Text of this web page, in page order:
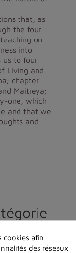
that, as
the four
on
into
us to four
Living and
chapter
Maitreya;
one, which
and that we
and
cookies afin
des réseaux